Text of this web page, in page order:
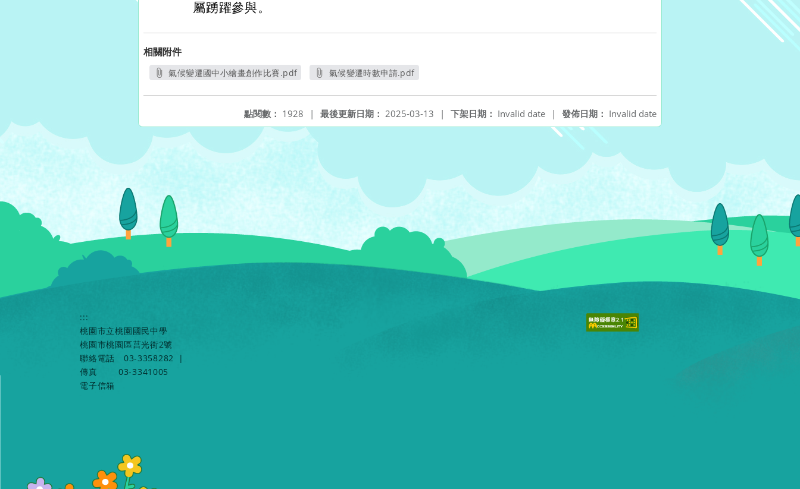
屬踴躍參與。
相關附件
氣候變遷國中小繪畫創作比賽.pdf
氣候變遷時數申請.pdf
發佈日期： Invalid date
下架日期： Invalid date |
最後更新日期： 2025-03-13 |
點閱數： 1928 |
:::
桃園市立桃園國民中學
桃園市桃園區莒光街2號
聯絡電話
03-3358282
|
傳真
03-3341005
電子信箱